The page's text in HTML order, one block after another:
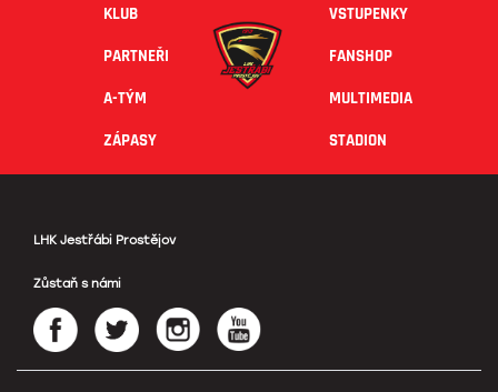
KLUB
PARTNEŘI
A-TÝM
ZÁPASY
VSTUPENKY
FANSHOP
MULTIMEDIA
STADION
LHK Jestřábi Prostějov
Zůstaň s námi